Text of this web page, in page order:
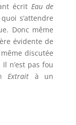
écrit Eau de
s’attendre
Donc même
évidente de
discutée
n’est pas fou
Extrait à un